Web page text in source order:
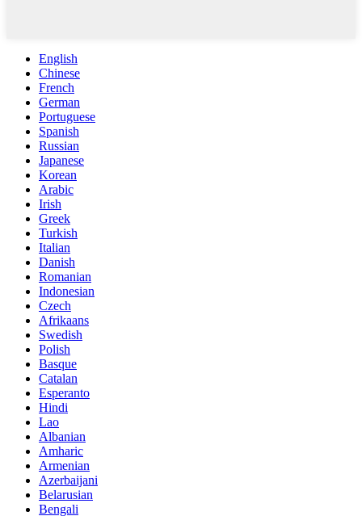
English
Chinese
French
German
Portuguese
Spanish
Russian
Japanese
Korean
Arabic
Irish
Greek
Turkish
Italian
Danish
Romanian
Indonesian
Czech
Afrikaans
Swedish
Polish
Basque
Catalan
Esperanto
Hindi
Lao
Albanian
Amharic
Armenian
Azerbaijani
Belarusian
Bengali